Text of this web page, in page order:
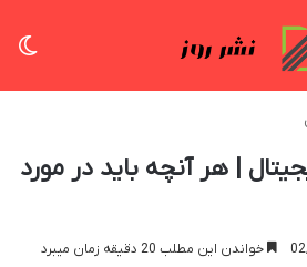
| هر آنچه باید در مورد
خواندن این مطلب 20 دقیقه زمان میبرد